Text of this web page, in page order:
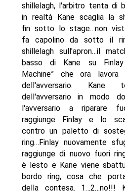
shillelagh, l'arbitro tenta di
in realtà Kane scaglia la
fin sotto lo stage…non
fa capolino da sotto il
shillelagh sull'apron…il
basso di Kane su
Machine” che ora
dell'avversario.
dell'avversario in modo
l'avversario a riparare
raggiunge Finlay e lo
contro un paletto di
ring…Finlay nuovamente
raggiunge di nuovo fuori
è lesto e Kane viene
bordo ring, cosa che
della contesa.